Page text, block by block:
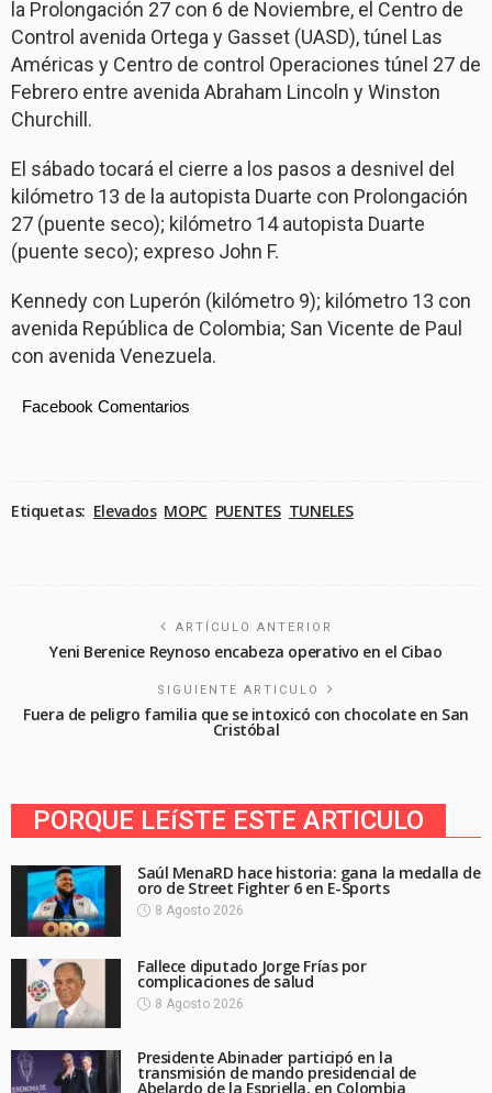
la Prolongación 27 con 6 de Noviembre, el Centro de
Control avenida Ortega y Gasset (UASD), túnel Las
Américas y Centro de control Operaciones túnel 27 de
Febrero entre avenida Abraham Lincoln y Winston
Churchill.
El sábado tocará el cierre a los pasos a desnivel del
kilómetro 13 de la autopista Duarte con Prolongación
27 (puente seco); kilómetro 14 autopista Duarte
(puente seco); expreso John F.
Kennedy con Luperón (kilómetro 9); kilómetro 13 con
avenida República de Colombia; San Vicente de Paul
con avenida Venezuela.
Facebook Comentarios
Etiquetas: Elevados MOPC PUENTES TUNELES
ARTÍCULO ANTERIOR
Yeni Berenice Reynoso encabeza operativo en el Cibao
SIGUIENTE ARTICULO
Fuera de peligro familia que se intoxicó con chocolate en San
Cristóbal
PORQUE LEíSTE ESTE ARTICULO
Saúl MenaRD hace historia: gana la medalla de
oro de Street Fighter 6 en E-Sports
8 Agosto 2026
Fallece diputado Jorge Frías por
complicaciones de salud
8 Agosto 2026
Presidente Abinader participó en la
transmisión de mando presidencial de
Abelardo de la Espriella, en Colombia